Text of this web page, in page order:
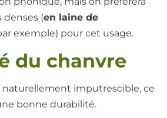
denses (en laine de
exemple) pour cet usage.
du chanvre
naturellement imputrescible, ce
bonne durabilité.